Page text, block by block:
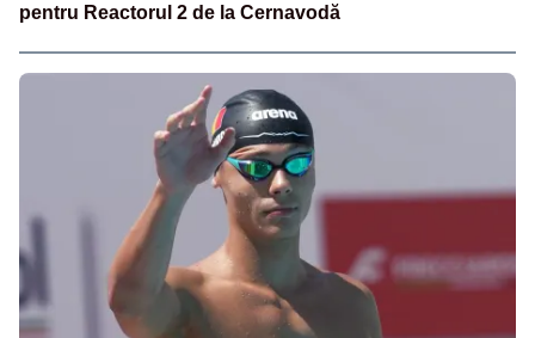
pentru Reactorul 2 de la Cernavodă